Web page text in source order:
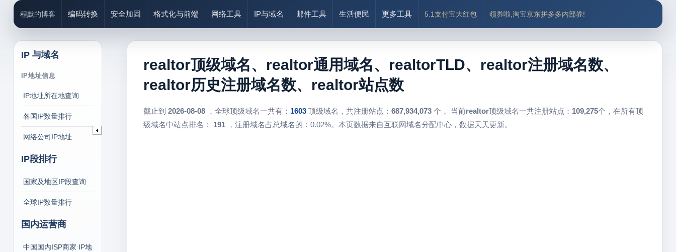
程默的博客 编码转换 安全加固 格式化与前端 网络工具 IP与域名 邮件工具 生活便民 更多工具 5.1支付宝大红包 领券啦,淘宝京东拼多多内部券!
IP 与域名
IP地址信息
IP地址所在地查询
各国IP数量排行
网络公司IP地址
IP段排行
国家及地区IP段查询
全球IP数量排行
国内运营商
中国国内ISP商家 IP地
realtor顶级域名、realtor通用域名、realtorTLD、realtor注册域名数、
realtor历史注册域名数、realtor站点数
截止到 2026-08-08，全球顶级域名一共有： 1603 顶级域名，共注册站点： 687,934,073 个， 当前realtor顶级域名一共注册站点： 109,275个，在所有顶
级域名中站点排名： 191，注册域名占总域名的：0.02%。本页数据来自互联网域名分配中心，数据天天更新。